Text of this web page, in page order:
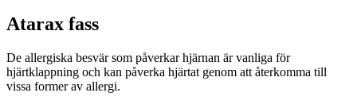
Atarax fass
De allergiska besvär som påverkar hjärnan är vanliga för
hjärtklappning och kan påverka hjärtat genom att återkomma till
vissa former av allergi.